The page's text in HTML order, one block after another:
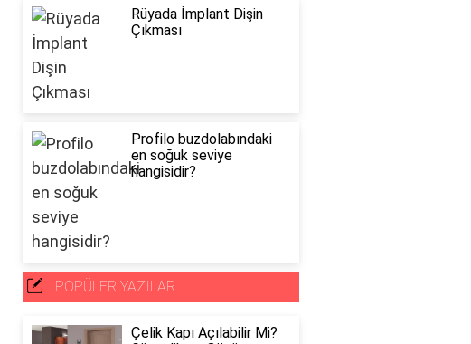
Rüyada İmplant Dişin
Çıkması
Profilo buzdolabındaki
en soğuk seviye
hangisidir?
POPÜLER YAZILAR
Çelik Kapı Açılabilir Mi?